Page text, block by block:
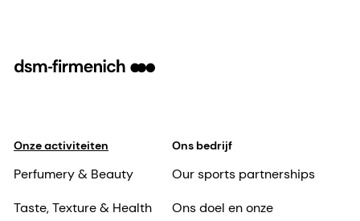
Onze activiteiten
Perfumery & Beauty
Taste, Texture & Health
Ons bedrijf
Our sports partnerships
Ons doel en onze